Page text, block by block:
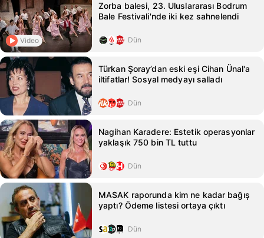
Video
Zorba balesi, 23. Uluslararası Bodrum
Bale Festivali'nde iki kez sahnelendi
Dün
Türkan Şoray’dan eski eşi Cihan Ünal'a
iltifatlar! Sosyal medyayı salladı
Dün
Nagihan Karadere: Estetik operasyonlar
yaklaşık 750 bin TL tuttu
Dün
MASAK raporunda kim ne kadar bağış
yaptı? Ödeme listesi ortaya çıktı
Dün